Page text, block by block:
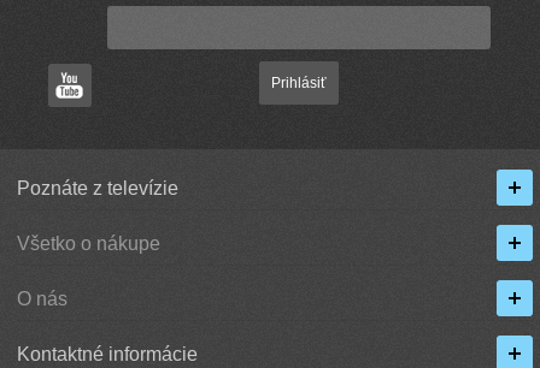
Prihlásiť
Poznáte z televízie
Všetko o nákupe
O nás
Kontaktné informácie